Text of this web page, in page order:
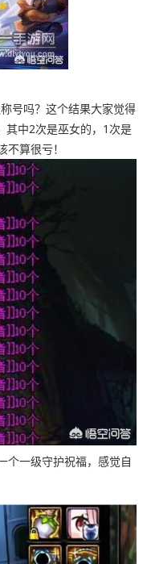
号吗？这个结果大家觉得
中2次是巫女的，1次是
算很亏！
个一级守护祝福，感觉自